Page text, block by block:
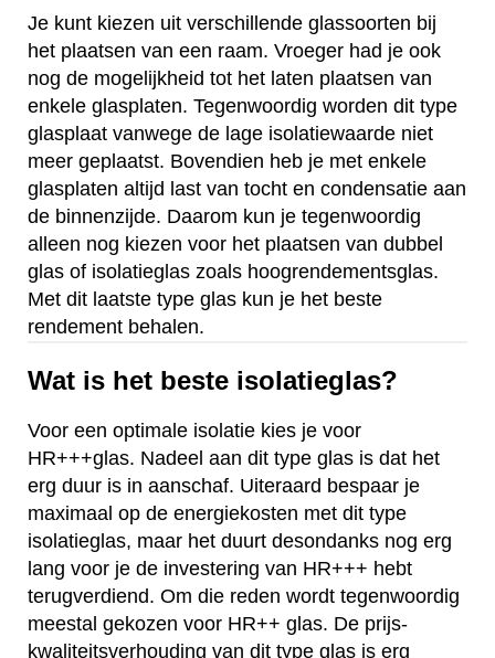
Je kunt kiezen uit verschillende glassoorten bij
het plaatsen van een raam. Vroeger had je ook
nog de mogelijkheid tot het laten plaatsen van
enkele glasplaten. Tegenwoordig worden dit type
glasplaat vanwege de lage isolatiewaarde niet
meer geplaatst. Bovendien heb je met enkele
glasplaten altijd last van tocht en condensatie aan
de binnenzijde. Daarom kun je tegenwoordig
alleen nog kiezen voor het plaatsen van dubbel
glas of isolatieglas zoals hoogrendementsglas.
Met dit laatste type glas kun je het beste
rendement behalen.
Wat is het beste isolatieglas?
Voor een optimale isolatie kies je voor
HR+++glas. Nadeel aan dit type glas is dat het
erg duur is in aanschaf. Uiteraard bespaar je
maximaal op de energiekosten met dit type
isolatieglas, maar het duurt desondanks nog erg
lang voor je de investering van HR+++ hebt
terugverdiend. Om die reden wordt tegenwoordig
meestal gekozen voor HR++ glas. De prijs-
kwaliteitsverhouding van dit type glas is erg